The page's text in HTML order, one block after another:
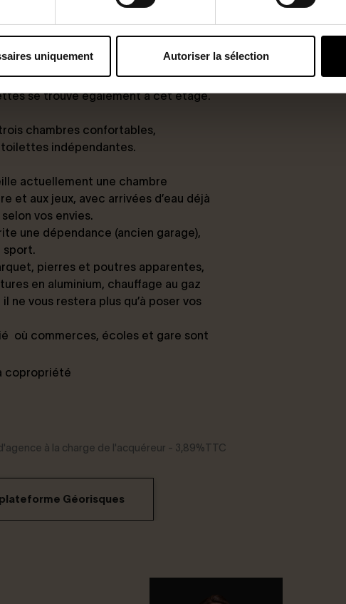
uniquement Autoriser la sélection
complètent ce niveau.
chambres spacieuses ainsi qu’une
se trouve également à cet étage.
chambres confortables,
toilettes indépendantes.
actuellement une chambre
et aux jeux, avec arrivées d’eau déjà
vos envies.
une dépendance (ancien garage),
sport.
pierres et poutres apparentes,
en aluminium, chauffage au gaz
ne vous restera plus qu’à poser vos
où commerces, écoles et gare sont
copropriété
à la charge de l'acquéreur - 3,89%TTC
Géorisques